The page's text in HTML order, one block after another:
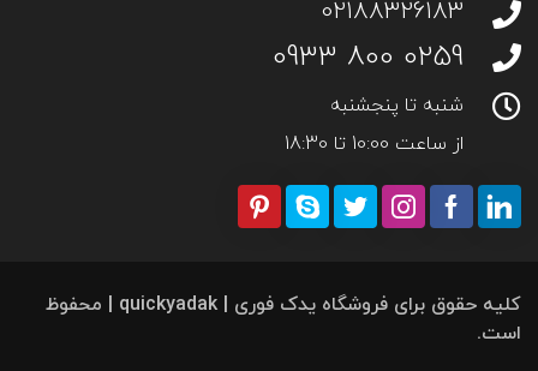
02188326183
0259 800 0933
شنبه تا پنجشنبه
از ساعت 10:00 تا 18:30
کلیه حقوق برای فروشگاه یدک فوری | quickyadak | محفوظ
است.